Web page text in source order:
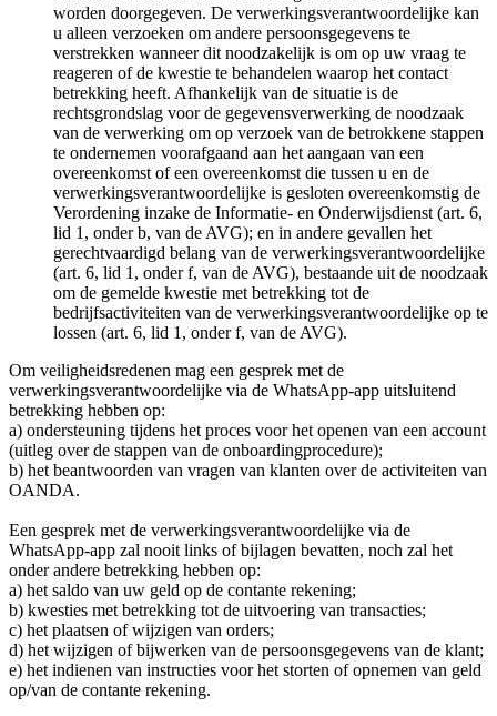
worden doorgegeven. De verwerkingsverantwoordelijke kan
u alleen verzoeken om andere persoonsgegevens te
verstrekken wanneer dit noodzakelijk is om op uw vraag te
reageren of de kwestie te behandelen waarop het contact
betrekking heeft. Afhankelijk van de situatie is de
rechtsgrondslag voor de gegevensverwerking de noodzaak
van de verwerking om op verzoek van de betrokkene stappen
te ondernemen voorafgaand aan het aangaan van een
overeenkomst of een overeenkomst die tussen u en de
verwerkingsverantwoordelijke is gesloten overeenkomstig de
Verordening inzake de Informatie- en Onderwijsdienst (art. 6,
lid 1, onder b, van de AVG); en in andere gevallen het
gerechtvaardigd belang van de verwerkingsverantwoordelijke
(art. 6, lid 1, onder f, van de AVG), bestaande uit de noodzaak
om de gemelde kwestie met betrekking tot de
bedrijfsactiviteiten van de verwerkingsverantwoordelijke op te
lossen (art. 6, lid 1, onder f, van de AVG).
Om veiligheidsredenen mag een gesprek met de
verwerkingsverantwoordelijke via de WhatsApp-app uitsluitend
betrekking hebben op:
a) ondersteuning tijdens het proces voor het openen van een account
(uitleg over de stappen van de onboardingprocedure);
b) het beantwoorden van vragen van klanten over de activiteiten van
OANDA.
Een gesprek met de verwerkingsverantwoordelijke via de
WhatsApp-app zal nooit links of bijlagen bevatten, noch zal het
onder andere betrekking hebben op:
a) het saldo van uw geld op de contante rekening;
b) kwesties met betrekking tot de uitvoering van transacties;
c) het plaatsen of wijzigen van orders;
d) het wijzigen of bijwerken van de persoonsgegevens van de klant;
e) het indienen van instructies voor het storten of opnemen van geld
op/van de contante rekening.